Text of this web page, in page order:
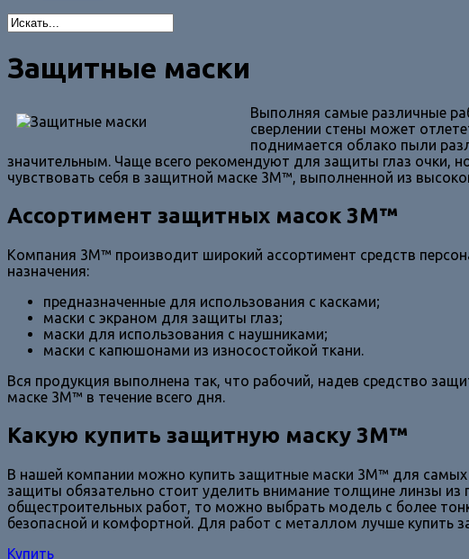
Защитные маски
Выполняя самые различные
сверлении стены может
поднимается облако пыли
значительным. Чаще всего рекомендуют для защиты глаз очки,
чувствовать себя в защитной маске 3М™, выполненной из
Ассортимент защитных масок 3М™
Компания 3М™ производит широкий ассортимент средств
назначения:
предназначенные для использования с касками;
маски с экраном для защиты глаз;
маски для использования с наушниками;
маски с капюшонами из износостойкой ткани.
Вся продукция выполнена так, что рабочий, надев средство
маске 3М™ в течение всего дня.
Какую купить защитную маску 3М™
В нашей компании можно купить защитные маски 3М™ для самых
защиты обязательно стоит уделить внимание толщине линзы
общестроительных работ, то можно выбрать модель с более
безопасной и комфортной. Для работ с металлом лучше
Купить